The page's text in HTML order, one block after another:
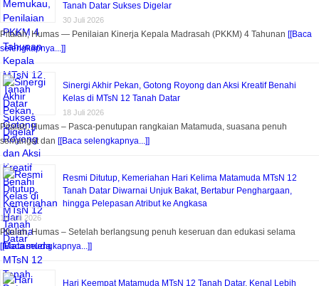
Tanah Datar Sukses Digelar
30 Juli 2026
Pitalah, Humas — Penilaian Kinerja Kepala Madrasah (PKKM) 4 Tahunan [[Baca
selengkapnya...]]
Sinergi Akhir Pekan, Gotong Royong dan Aksi Kreatif Benahi
Kelas di MTsN 12 Tanah Datar
18 Juli 2026
Pitalah, Humas – Pasca-penutupan rangkaian Matamuda, suasana penuh
semangat dan [[Baca selengkapnya...]]
Resmi Ditutup, Kemeriahan Hari Kelima Matamuda MTsN 12
Tanah Datar Diwarnai Unjuk Bakat, Bertabur Penghargaan,
hingga Pelepasan Atribut ke Angkasa
18 Juli 2026
Pitalah, Humas – Setelah berlangsung penuh keseruan dan edukasi selama
[[Baca selengkapnya...]]
Hari Keempat Matamuda MTsN 12 Tanah Datar, Kenal Lebih